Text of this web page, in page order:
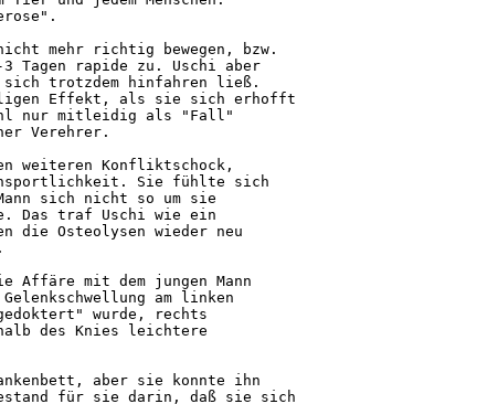
mehr richtig bewegen, bzw.
3 Tagen rapide zu. Uschi aber
trotzdem hinfahren ließ.
Effekt, als sie sich erhofft
nur mitleidig als "Fall"
Verehrer.
weiteren Konfliktschock,
Sie fühlte sich
sich nicht so um sie
Das traf Uschi wie ein
die Osteolysen wieder neu
Affäre mit dem jungen Mann
am linken
wurde, rechts
des Knies leichtere
aber sie konnte ihn
für sie darin, daß sie sich